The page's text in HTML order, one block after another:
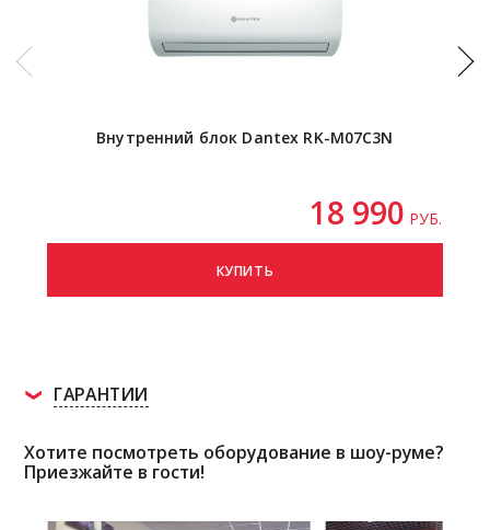
Внутренний блок Dantex RK-M07C3N
18 990 РУБ.
КУПИТЬ
ГАРАНТИИ
Хотите посмотреть оборудование в шоу-руме?
Приезжайте в гости!